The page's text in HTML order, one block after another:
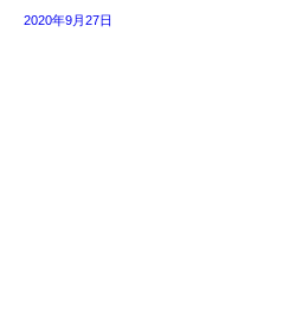
2020年9月27日